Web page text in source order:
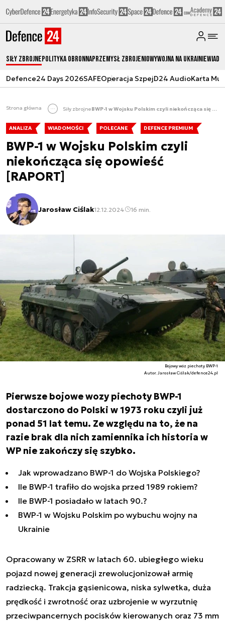
Siły zbrojnePolityka obronnaPrzemysł ZbrojeniowyWojna na Ukrainie
Defence24 Days 2026SAFEOperacja SzpejD24 AudioKarta
Strona główna Siły zbrojne BWP-1 w Wojsku Polskim czyli niekończąca się opowieść [RAPORT]
ANALIZA WIADOMOŚCI POLECANE DEFENCE PREMIUM
BWP-1 w Wojsku Polskim czyli
niekończąca się opowieść
[RAPORT]
Jarosław Ciślak12.12.2024 16 min.
Bojowy wóz piechoty BWP-1
Autor. Jarosław Ciślak/defence24.pl
Pierwsze bojowe wozy piechoty BWP-1
dostarczono do Polski w 1973 roku czyli już
ponad 51 lat temu. Ze względu na to, że na
razie brak dla nich zamiennika ich historia w
WP nie zakończy się szybko.
Jak wprowadzano BWP-1 do Wojska Polskiego?
Ile BWP-1 trafiło do wojska przed 1989 rokiem?
Ile BWP-1 posiadało w latach 90.?
BWP-1 w Wojsku Polskim po wybuchu wojny na
Ukrainie
Opracowany w ZSRR w latach 60. ubiegłego wieku
pojazd nowej generacji zrewolucjonizował armię
radziecką. Trakcja gąsienicowa, niska sylwetka, duża
prędkość i zwrotność oraz uzbrojenie w wyrzutnię
przeciwpancernych pocisków kierowanych oraz 73 mm